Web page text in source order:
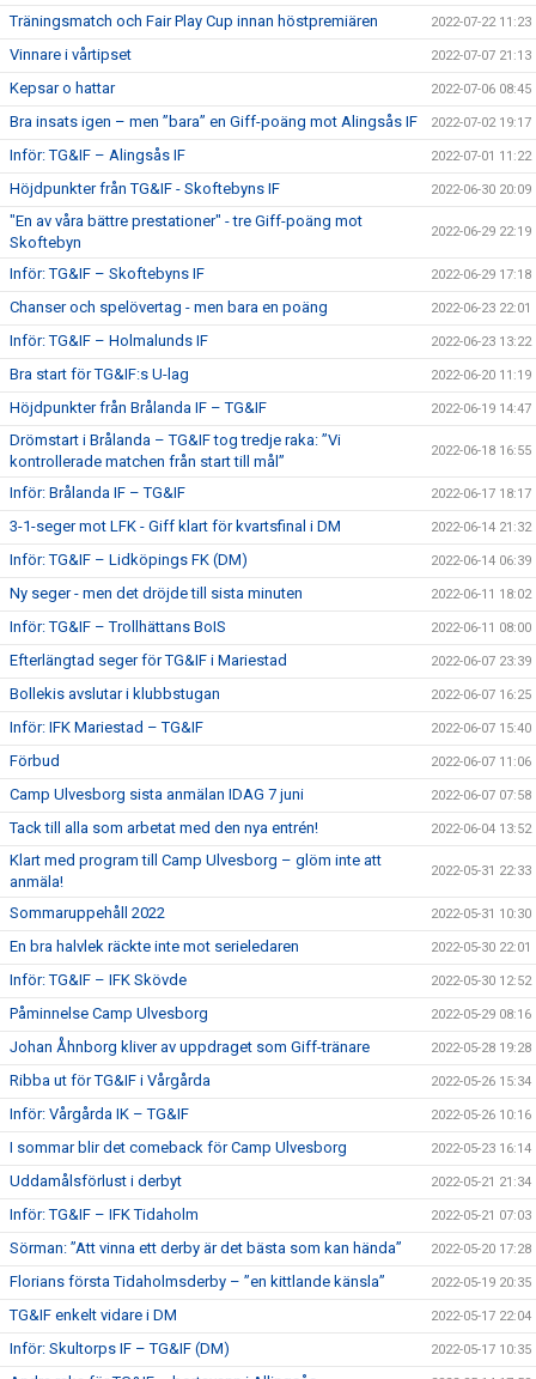
Träningsmatch och Fair Play Cup innan höstpremiären 2022-07-22 11:23
Vinnare i vårtipset 2022-07-07 21:13
Kepsar o hattar 2022-07-06 08:45
Bra insats igen – men ”bara” en Giff-poäng mot Alingsås IF 2022-07-02 19:17
Inför: TG&IF – Alingsås IF 2022-07-01 11:22
Höjdpunkter från TG&IF - Skoftebyns IF 2022-06-30 20:09
"En av våra bättre prestationer" - tre Giff-poäng mot
Skoftebyn
2022-06-29 22:19
Inför: TG&IF – Skoftebyns IF 2022-06-29 17:18
Chanser och spelövertag - men bara en poäng 2022-06-23 22:01
Inför: TG&IF – Holmalunds IF 2022-06-23 13:22
Bra start för TG&IF:s U-lag 2022-06-20 11:19
Höjdpunkter från Brålanda IF – TG&IF 2022-06-19 14:47
Drömstart i Brålanda – TG&IF tog tredje raka: ”Vi
kontrollerade matchen från start till mål”
2022-06-18 16:55
Inför: Brålanda IF – TG&IF 2022-06-17 18:17
3-1-seger mot LFK - Giff klart för kvartsfinal i DM 2022-06-14 21:32
Inför: TG&IF – Lidköpings FK (DM) 2022-06-14 06:39
Ny seger - men det dröjde till sista minuten 2022-06-11 18:02
Inför: TG&IF – Trollhättans BoIS 2022-06-11 08:00
Efterlängtad seger för TG&IF i Mariestad 2022-06-07 23:39
Bollekis avslutar i klubbstugan 2022-06-07 16:25
Inför: IFK Mariestad – TG&IF 2022-06-07 15:40
Förbud 2022-06-07 11:06
Camp Ulvesborg sista anmälan IDAG 7 juni 2022-06-07 07:58
Tack till alla som arbetat med den nya entrén! 2022-06-04 13:52
Klart med program till Camp Ulvesborg – glöm inte att
anmäla!
2022-05-31 22:33
Sommaruppehåll 2022 2022-05-31 10:30
En bra halvlek räckte inte mot serieledaren 2022-05-30 22:01
Inför: TG&IF – IFK Skövde 2022-05-30 12:52
Påminnelse Camp Ulvesborg 2022-05-29 08:16
Johan Åhnborg kliver av uppdraget som Giff-tränare 2022-05-28 19:28
Ribba ut för TG&IF i Vårgårda 2022-05-26 15:34
Inför: Vårgårda IK – TG&IF 2022-05-26 10:16
I sommar blir det comeback för Camp Ulvesborg 2022-05-23 16:14
Uddamålsförlust i derbyt 2022-05-21 21:34
Inför: TG&IF – IFK Tidaholm 2022-05-21 07:03
Sörman: ”Att vinna ett derby är det bästa som kan hända” 2022-05-20 17:28
Florians första Tidaholmsderby – ”en kittlande känsla” 2022-05-19 20:35
TG&IF enkelt vidare i DM 2022-05-17 22:04
Inför: Skultorps IF – TG&IF (DM) 2022-05-17 10:35